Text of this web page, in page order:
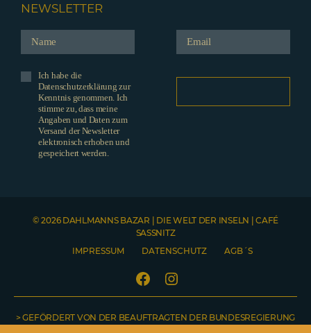
NEWSLETTER
Ich habe die
Datenschutzerklärung zur
Kenntnis genommen. Ich
stimme zu, dass meine
Angaben und Daten zum
Versand der Newsletter
elektronisch erhoben und
gespeichert werden.
© 2026 DAHLMANNS BAZAR | DIE WELT DER INSELN | CAFÉ
SASSNITZ
IMPRESSUM
DATENSCHUTZ AGB´S
FacebookInstagram
> GEFÖRDERT VON DER BEAUFTRAGTEN DER BUNDESREGIERUNG